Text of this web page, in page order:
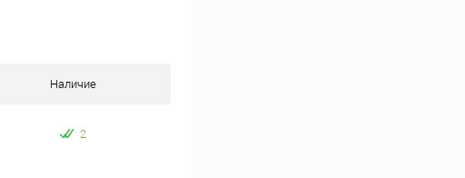
Наличие
2